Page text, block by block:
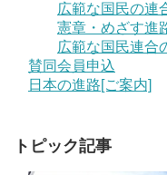
広範な国民の連
憲章・めざす進
広範な国民連合
賛同会員申込
日本の進路[ご案内]
トピック記事